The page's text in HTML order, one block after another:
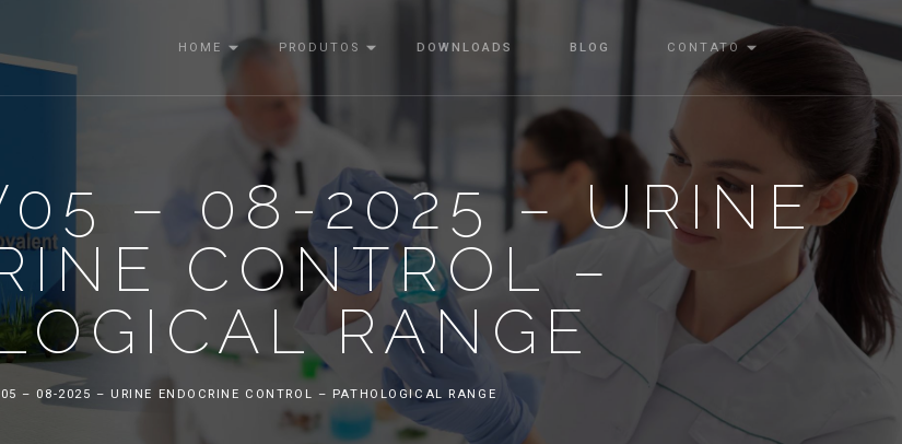
HOME PRODUTOS DOWNLOADS BLOG CONTATO
– 08-2025 – URINE
CONTROL –
RANGE
– 08-2025 – URINE ENDOCRINE CONTROL – PATHOLOGICAL RANGE